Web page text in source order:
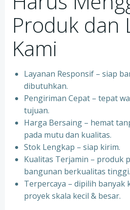
Produk dan
Kami
Layanan Responsif – siap
dibutuhkan.
Pengiriman Cepat – tepat
tujuan.
Harga Bersaing – hemat
pada mutu dan kualitas.
Stok Lengkap – siap kirim.
Kualitas Terjamin – produk
bangunan berkualitas tinggi.
Terpercaya – dipilih
proyek skala kecil & besar.